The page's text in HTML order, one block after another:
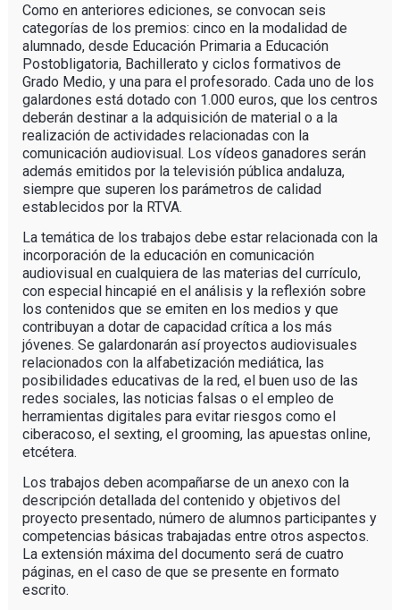
Como en anteriores ediciones, se convocan seis
categorías de los premios: cinco en la modalidad de
alumnado, desde Educación Primaria a Educación
Postobligatoria, Bachillerato y ciclos formativos de
Grado Medio, y una para el profesorado. Cada uno de los
galardones está dotado con 1.000 euros, que los centros
deberán destinar a la adquisición de material o a la
realización de actividades relacionadas con la
comunicación audiovisual. Los vídeos ganadores serán
además emitidos por la televisión pública andaluza,
siempre que superen los parámetros de calidad
establecidos por la RTVA.
La temática de los trabajos debe estar relacionada con la
incorporación de la educación en comunicación
audiovisual en cualquiera de las materias del currículo,
con especial hincapié en el análisis y la reflexión sobre
los contenidos que se emiten en los medios y que
contribuyan a dotar de capacidad crítica a los más
jóvenes. Se galardonarán así proyectos audiovisuales
relacionados con la alfabetización mediática, las
posibilidades educativas de la red, el buen uso de las
redes sociales, las noticias falsas o el empleo de
herramientas digitales para evitar riesgos como el
ciberacoso, el sexting, el grooming, las apuestas online,
etcétera.
Los trabajos deben acompañarse de un anexo con la
descripción detallada del contenido y objetivos del
proyecto presentado, número de alumnos participantes y
competencias básicas trabajadas entre otros aspectos.
La extensión máxima del documento será de cuatro
páginas, en el caso de que se presente en formato
escrito.